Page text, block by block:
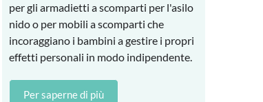
per gli armadietti a scomparti per l'asilo
nido o per mobili a scomparti che
incoraggiano i bambini a gestire i propri
effetti personali in modo indipendente.
Per saperne di più